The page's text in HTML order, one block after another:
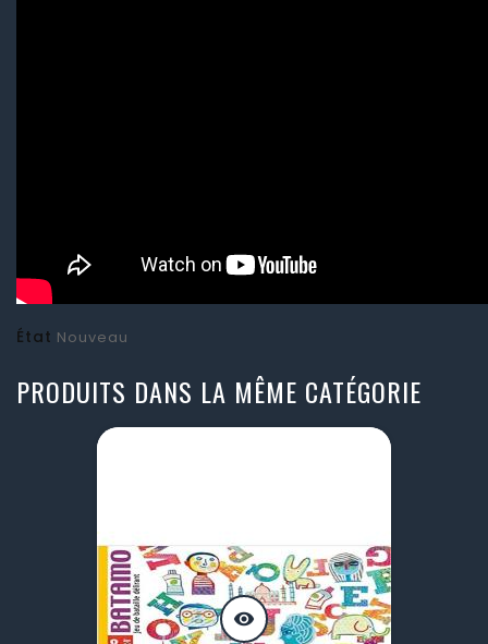
État Nouveau
PRODUITS DANS LA MÊME CATÉGORIE
visibility